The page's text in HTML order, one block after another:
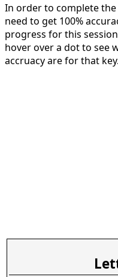
In order to complete
need to get 100%
progress for this
hover over a dot to see
accruacy are for that key.